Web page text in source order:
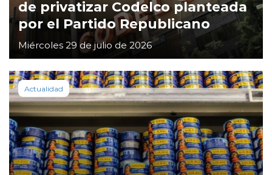
de privatizar Codelco planteada
por el Partido Republicano
Miércoles 29 de julio de 2026
Actualidad